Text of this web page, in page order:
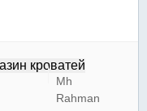
Mh
Rahman